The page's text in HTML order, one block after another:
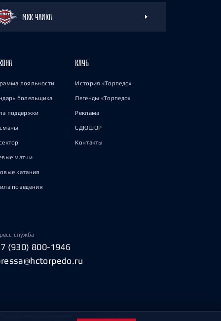
МХК ЧАЙКА
лояльности
болельщика
поддержки
матчи
катания
поведения
КЛУБ
История «Торпедо»
Легенды «Торпедо»
Реклама
СДЮШОР
Контакты
служба
(930) 800-1946